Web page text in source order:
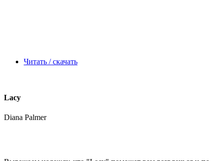
Читать / скачать
Lacy
Diana Palmer